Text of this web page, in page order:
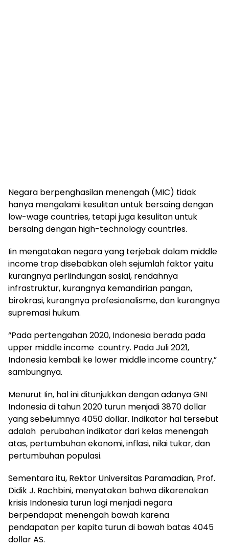
Negara berpenghasilan menengah (MIC) tidak
hanya mengalami kesulitan untuk bersaing dengan
low-wage countries, tetapi juga kesulitan untuk
bersaing dengan high-technology countries.
Iin mengatakan negara yang terjebak dalam middle
income trap disebabkan oleh sejumlah faktor yaitu
kurangnya perlindungan sosial, rendahnya
infrastruktur, kurangnya kemandirian pangan,
birokrasi, kurangnya profesionalisme, dan kurangnya
supremasi hukum.
“Pada pertengahan 2020, Indonesia berada pada
upper middle income country. Pada Juli 2021,
Indonesia kembali ke lower middle income country,”
sambungnya.
Menurut Iin, hal ini ditunjukkan dengan adanya GNI
Indonesia di tahun 2020 turun menjadi 3870 dollar
yang sebelumnya 4050 dollar. Indikator hal tersebut
adalah perubahan indikator dari kelas menengah
atas, pertumbuhan ekonomi, inflasi, nilai tukar, dan
pertumbuhan populasi.
Sementara itu, Rektor Universitas Paramadian, Prof.
Didik J. Rachbini, menyatakan bahwa dikarenakan
krisis Indonesia turun lagi menjadi negara
berpendapat menengah bawah karena
pendapatan per kapita turun di bawah batas 4045
dollar AS.